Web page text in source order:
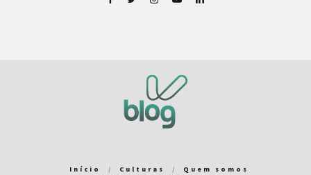
Início Culturas
Quem somos